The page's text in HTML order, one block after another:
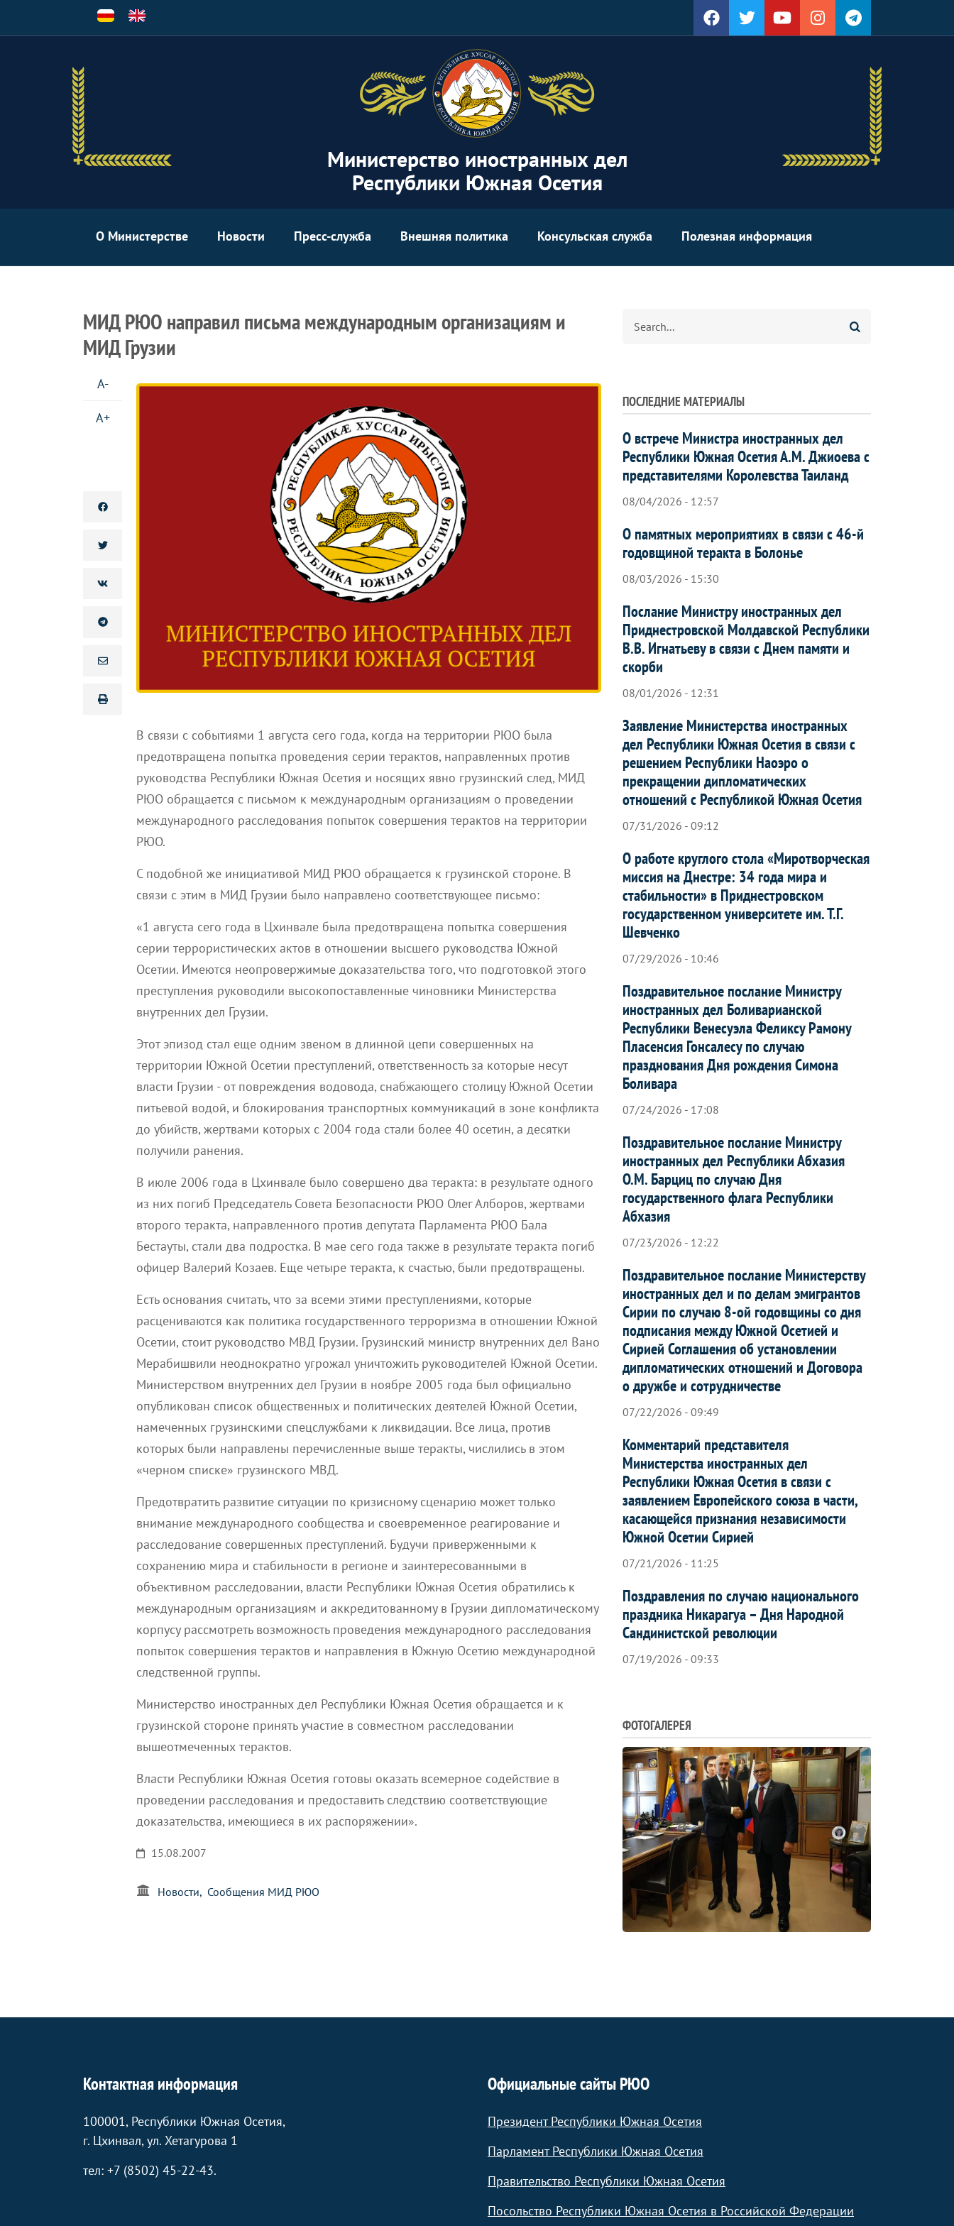
Министерство иностранных дел
Республики Южная Осетия
О Министерстве Новости Пресс-служба Внешняя политика Консульская служба Полезная информация
МИД РЮО направил письма международным организациям и
МИД Грузии
A-
A+
В связи с событиями 1 августа сего года, когда на территории РЮО была
предотвращена попытка проведения серии терактов, направленных против
руководства Республики Южная Осетия и носящих явно грузинский след, МИД
РЮО обращается с письмом к международным организациям о проведении
международного расследования попыток совершения терактов на территории
РЮО.
С подобной же инициативой МИД РЮО обращается к грузинской стороне. В
связи с этим в МИД Грузии было направлено соответствующее письмо:
«1 августа сего года в Цхинвале была предотвращена попытка совершения
серии террористических актов в отношении высшего руководства Южной
Осетии. Имеются неопровержимые доказательства того, что подготовкой этого
преступления руководили высокопоставленные чиновники Министерства
внутренних дел Грузии.
Этот эпизод стал еще одним звеном в длинной цепи совершенных на
территории Южной Осетии преступлений, ответственность за которые несут
власти Грузии - от повреждения водовода, снабжающего столицу Южной Осетии
питьевой водой, и блокирования транспортных коммуникаций в зоне конфликта
до убийств, жертвами которых с 2004 года стали более 40 осетин, а десятки
получили ранения.
В июле 2006 года в Цхинвале было совершено два теракта: в результате одного
из них погиб Председатель Совета Безопасности РЮО Олег Алборов, жертвами
второго теракта, направленного против депутата Парламента РЮО Бала
Бестауты, стали два подростка. В мае сего года также в результате теракта погиб
офицер Валерий Козаев. Еще четыре теракта, к счастью, были предотвращены.
Есть основания считать, что за всеми этими преступлениями, которые
расцениваются как политика государственного терроризма в отношении Южной
Осетии, стоит руководство МВД Грузии. Грузинский министр внутренних дел Вано
Мерабишвили неоднократно угрожал уничтожить руководителей Южной Осетии.
Министерством внутренних дел Грузии в ноябре 2005 года был официально
опубликован список общественных и политических деятелей Южной Осетии,
намеченных грузинскими спецслужбами к ликвидации. Все лица, против
которых были направлены перечисленные выше теракты, числились в этом
«черном списке» грузинского МВД.
Предотвратить развитие ситуации по кризисному сценарию может только
внимание международного сообщества и своевременное реагирование и
расследование совершенных преступлений. Будучи приверженными к
сохранению мира и стабильности в регионе и заинтересованными в
объективном расследовании, власти Республики Южная Осетия обратились к
международным организациям и аккредитованному в Грузии дипломатическому
корпусу рассмотреть возможность проведения международного расследования
попыток совершения терактов и направления в Южную Осетию международной
следственной группы.
Министерство иностранных дел Республики Южная Осетия обращается и к
грузинской стороне принять участие в совместном расследовании
вышеотмеченных терактов.
Власти Республики Южная Осетия готовы оказать всемерное содействие в
проведении расследования и предоставить следствию соответствующие
доказательства, имеющиеся в их распоряжении».
15.08.2007
Новости Сообщения МИД РЮО
ПОСЛЕДНИЕ МАТЕРИАЛЫ
О встрече Министра иностранных дел
Республики Южная Осетия А.М. Джиоева с
представителями Королевства Таиланд
08/04/2026 - 12:57
О памятных мероприятиях в связи с 46-й
годовщиной теракта в Болонье
08/03/2026 - 15:30
Послание Министру иностранных дел
Приднестровской Молдавской Республики
В.В. Игнатьеву в связи с Днем памяти и
скорби
08/01/2026 - 12:31
Заявление Министерства иностранных
дел Республики Южная Осетия в связи с
решением Республики Наоэро о
прекращении дипломатических
отношений с Республикой Южная Осетия
07/31/2026 - 09:12
О работе круглого стола «Миротворческая
миссия на Днестре: 34 года мира и
стабильности» в Приднестровском
государственном университете им. Т.Г.
Шевченко
07/29/2026 - 10:46
Поздравительное послание Министру
иностранных дел Боливарианской
Республики Венесуэла Феликсу Рамону
Пласенсия Гонсалесу по случаю
празднования Дня рождения Симона
Боливара
07/24/2026 - 17:08
Поздравительное послание Министру
иностранных дел Республики Абхазия
О.М. Барциц по случаю Дня
государственного флага Республики
Абхазия
07/23/2026 - 12:22
Поздравительное послание Министерству
иностранных дел и по делам эмигрантов
Сирии по случаю 8-ой годовщины со дня
подписания между Южной Осетией и
Сирией Соглашения об установлении
дипломатических отношений и Договора
о дружбе и сотрудничестве
07/22/2026 - 09:49
Комментарий представителя
Министерства иностранных дел
Республики Южная Осетия в связи с
заявлением Европейского союза в части,
касающейся признания независимости
Южной Осетии Сирией
07/21/2026 - 11:25
Поздравления по случаю национального
праздника Никарагуа – Дня Народной
Сандинистской революции
07/19/2026 - 09:33
ФОТОГАЛЕРЕЯ
Контактная информация
100001, Республики Южная Осетия,
г. Цхинвал, ул. Хетагурова 1
тел: +7 (8502) 45-22-43.
Официальные сайты РЮО
Президент Республики Южная Осетия
Парламент Республики Южная Осетия
Правительство Республики Южная Осетия
Посольство Республики Южная Осетия в Российской Федерации